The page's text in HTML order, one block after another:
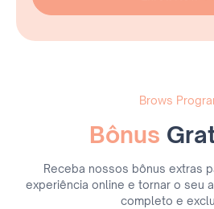
* Bushy Brows (Combo Brows)
* Camuflagem e Neutralização
Brows
Bônus
Receba nossos bônus extras
experiência online e tornar o seu
completo e